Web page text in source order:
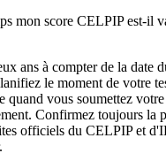
mon score CELPIP est-il
ans à compter de la date
le moment de votre
quand vous soumettez
Confirmez toujours la
officiels du CELPIP et